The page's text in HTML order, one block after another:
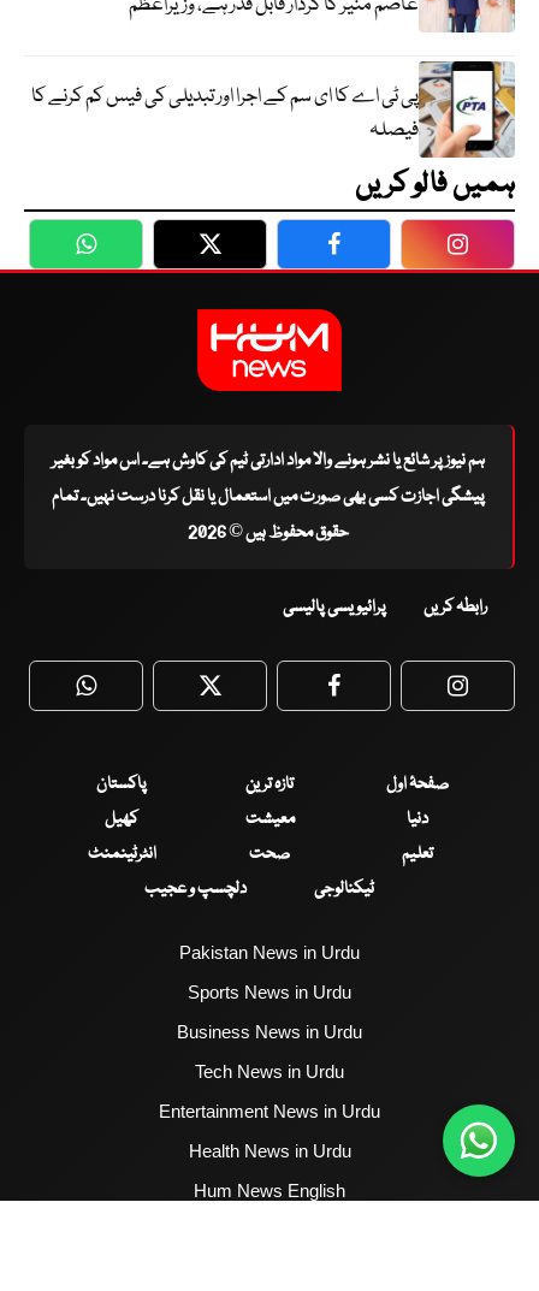
پی ٹی اے کا ای سم کے اجرا اور تبدیلی کی فیس کم کرنے کا
فیصلہ
ہمیں فالو کریں
WhatsApp Twitter Facebook
ہم نیوز پر شائع یا نشر ہونے والا مواد ادارتی ٹیم کی کاوش ہے۔ اس مواد کو بغیر
پیشگی اجازت کسی بھی صورت میں استعمال یا نقل کرنا درست نہیں۔ تمام
حقوق محفوظ ہیں © 2026
رابطہ کریں پرائیویسی پالیسی
WhatsApp Twitter Facebook
صفحۂ اول تازہ ترین
پاکستان
دنیا
معیشت
کھیل
تعلیم
صحت
انٹرٹینمنٹ
ٹیکنالوجی
دلچسپ و عجیب
Pakistan News in Urdu
Sports News in Urdu
Business News in Urdu
Tech News in Urdu
Entertainment News in Urdu
Health News in Urdu
Hum News English